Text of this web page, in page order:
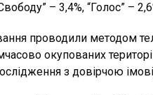
– 3,4%, “Голос” –
проводили методом
окупованих
з довірчою